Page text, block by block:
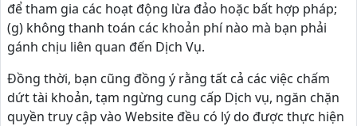
để tham gia các hoạt động lừa đảo hoặc bất hợp pháp;
(g) không thanh toán các khoản phí nào mà bạn phải
gánh chịu liên quan đến Dịch Vụ.
Đồng thời, bạn cũng đồng ý rằng tất cả các việc chấm
dứt tài khoản, tạm ngừng cung cấp Dịch vụ, ngăn chặn
quyền truy cập vào Website đều có lý do được thực hiện